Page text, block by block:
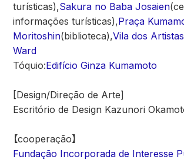
turísticas),Sakura no Baba Josaien
informações turísticas),Praça
Moritoshin(biblioteca),Vila dos
Ward
Tóquio:Edifício Ginza Kumamoto
[Design/Direção de Arte]
Escritório de Design Kazunori
【cooperação】
Fundação Incorporada de Interesse